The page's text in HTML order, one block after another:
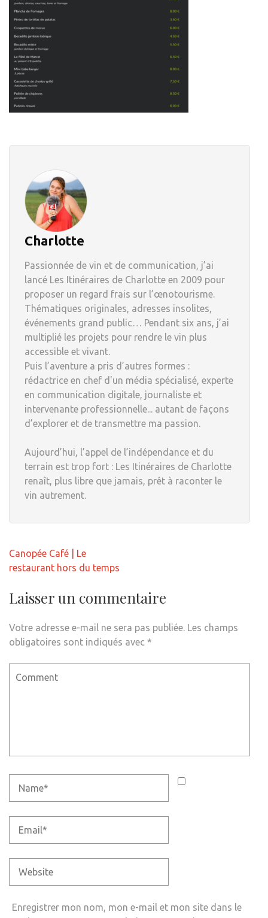
Charlotte
Passionnée de vin et de communication, j’ai
lancé Les Itinéraires de Charlotte en 2009 pour
proposer un regard frais sur l’œnotourisme.
Thématiques originales, adresses insolites,
événements grand public… Pendant six ans, j’ai
multiplié les projets pour rendre le vin plus
accessible et vivant.
Puis l’aventure a pris d’autres formes :
rédactrice en chef d'un média spécialisé, experte
en communication digitale, journaliste et
intervenante professionnelle... autant de façons
d’explorer et de transmettre ma passion.
Aujourd’hui, l’appel de l’indépendance et du
terrain est trop fort : Les Itinéraires de Charlotte
renaît, plus libre que jamais, prêt à raconter le
vin autrement.
Navigation
de
Canopée Café | Le
restaurant hors du temps
Laisser un commentaire
Votre adresse e-mail ne sera pas publiée. Les champs
obligatoires sont indiqués avec *
Enregistrer mon nom, mon e-mail et mon site dans le